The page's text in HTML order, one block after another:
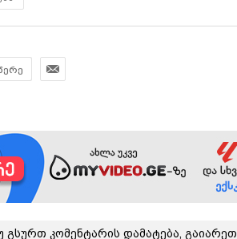
გსურთ კომენტარის დამატება, გაიარეთ